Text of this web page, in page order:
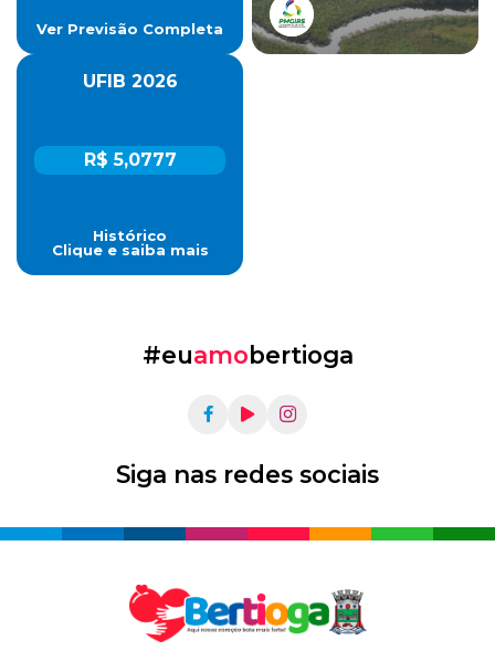
Ver Previsão Completa
UFIB 2026
R$ 5,0777
Histórico
Clique e saiba mais
#euamobertioga
Siga nas redes sociais